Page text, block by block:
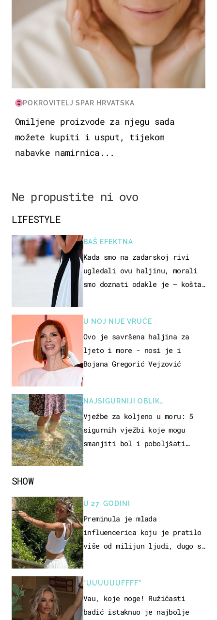
POKROVITELJ SPAR HRVATSKA
Omiljene proizvode za njegu sada
možete kupiti i usput, tijekom
nabavke namirnica...
Ne propustite ni ovo
SHOW
U 27. GODINI
Preminula je mlada
influencerica koju je pratilo
više od milijun ljudi, dugo se
"UUUUUUFFFF"
Vau, koje noge! Ružičasti
badić istaknuo je najbolje
LIFESTYLE
BAŠ EFEKTNA
Kada smo na zadarskoj rivi
ugledali ovu haljinu, morali
smo doznati odakle je – košta
U NOJ NIJE VRUĆE
Ovo je savršena haljina za
ljeto i more - nosi je i
Bojana Gregorić Vejzović
NAJSIGURNIJI OBLIK
REKREACIJE
Vježbe za koljeno u moru: 5
sigurnih vježbi koje mogu
smanjiti bol i poboljšati